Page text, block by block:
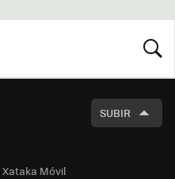
SUBIR
Xataka Móvil